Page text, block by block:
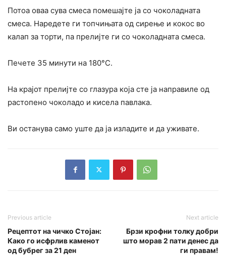
Потоа оваа сува смеса помешајте ја со чоколадната
смеса. Наредете ги топчињата од сирење и кокос во
калап за торти, па прелијте ги со чоколадната смеса.
Печете 35 минути на 180°C.
На крајот прелијте со глазура која сте ја направиле од
растопено чоколадо и кисела павлака.
Ви останува само уште да ја изладите и да уживате.
Previous article
Рецептот на чичко Стојан:
Како го исфрлив каменот
од бубрег за 21 ден
Next article
Брзи крофни толку добри
што морав 2 пати денес да
ги правам!